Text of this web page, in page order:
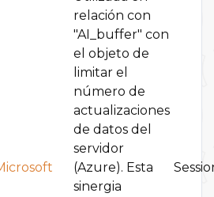
relación con
"AI_buffer" con
el objeto de
limitar el
número de
actualizaciones
de datos del
servidor
(Azure). Esta
sinergia